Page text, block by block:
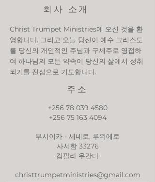
회사 소개
Christ Trumpet Ministries에 오신 것을 환
영합니다. 그리고 오늘 당신이 예수 그리스도
를 당신의 개인적인 주님과 구세주로 영접하
여 하나님의 모든 약속이 당신의 삶에서 성취
되기를 진심으로 기도합니다.
주소
+256 78 039 4580
+256 75 163 4094
부시이카 - 세네로, 루위에로
사서함 33276
캄팔라 우간다
christtrumpetministries@gmail.com